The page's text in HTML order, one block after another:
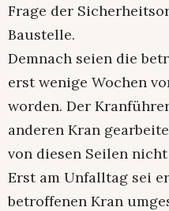
Frage der
Baustelle.
Demnach seien die
erst wenige Wochen
worden. Der
anderen Kran
von diesen Seilen
Erst am Unfalltag sei
betroffenen Kran